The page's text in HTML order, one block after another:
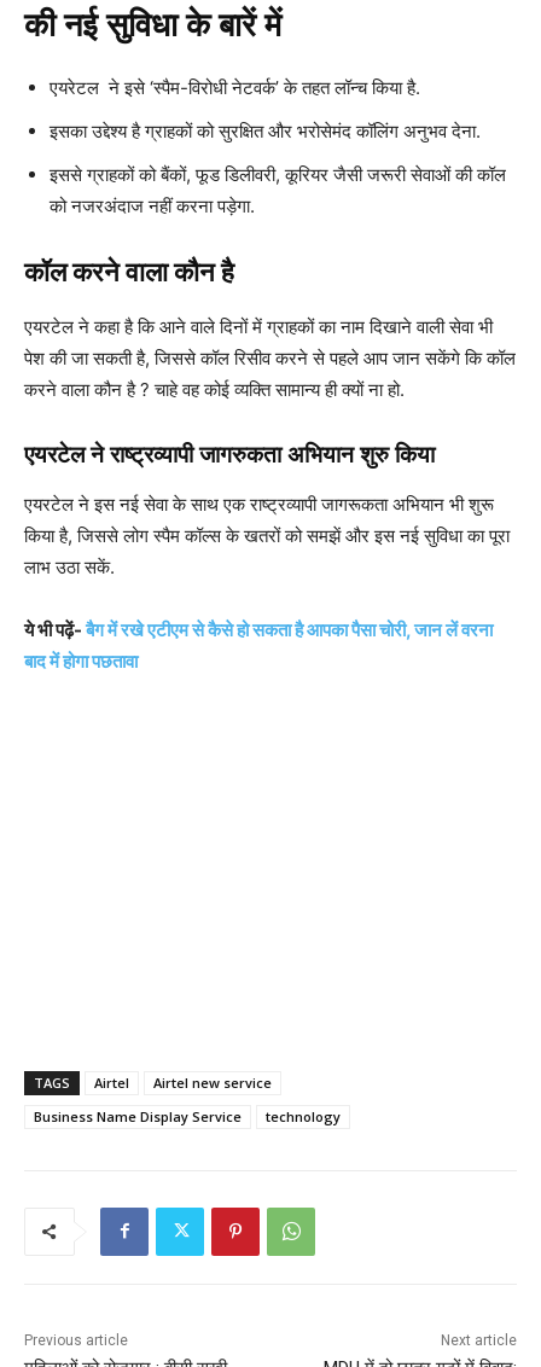
की नई सुविधा के बारें में
एयरेटल ने इसे ‘स्पैम-विरोधी नेटवर्क’ के तहत लॉन्च किया है.
इसका उद्देश्य है ग्राहकों को सुरक्षित और भरोसेमंद कॉलिंग अनुभव देना.
इससे ग्राहकों को बैंकों, फूड डिलीवरी, कूरियर जैसी जरूरी सेवाओं की कॉल
को नजरअंदाज नहीं करना पड़ेगा.
कॉल करने वाला कौन है
एयरटेल ने कहा है कि आने वाले दिनों में ग्राहकों का नाम दिखाने वाली सेवा भी
पेश की जा सकती है, जिससे कॉल रिसीव करने से पहले आप जान सकेंगे कि कॉल
करने वाला कौन है ? चाहे वह कोई व्यक्ति सामान्य ही क्यों ना हो.
एयरटेल ने राष्ट्रव्यापी जागरुकता अभियान शुरु किया
एयरटेल ने इस नई सेवा के साथ एक राष्ट्रव्यापी जागरूकता अभियान भी शुरू
किया है, जिससे लोग स्पैम कॉल्स के खतरों को समझें और इस नई सुविधा का पूरा
लाभ उठा सकें.
ये भी पढ़ें-बैग में रखे एटीएम से कैसे हो सकता है आपका पैसा चोरी, जान लें वरना
बाद में होगा पछतावा
TAGS Airtel
Airtel new service
Business Name Display Service
technology
Previous article Next article